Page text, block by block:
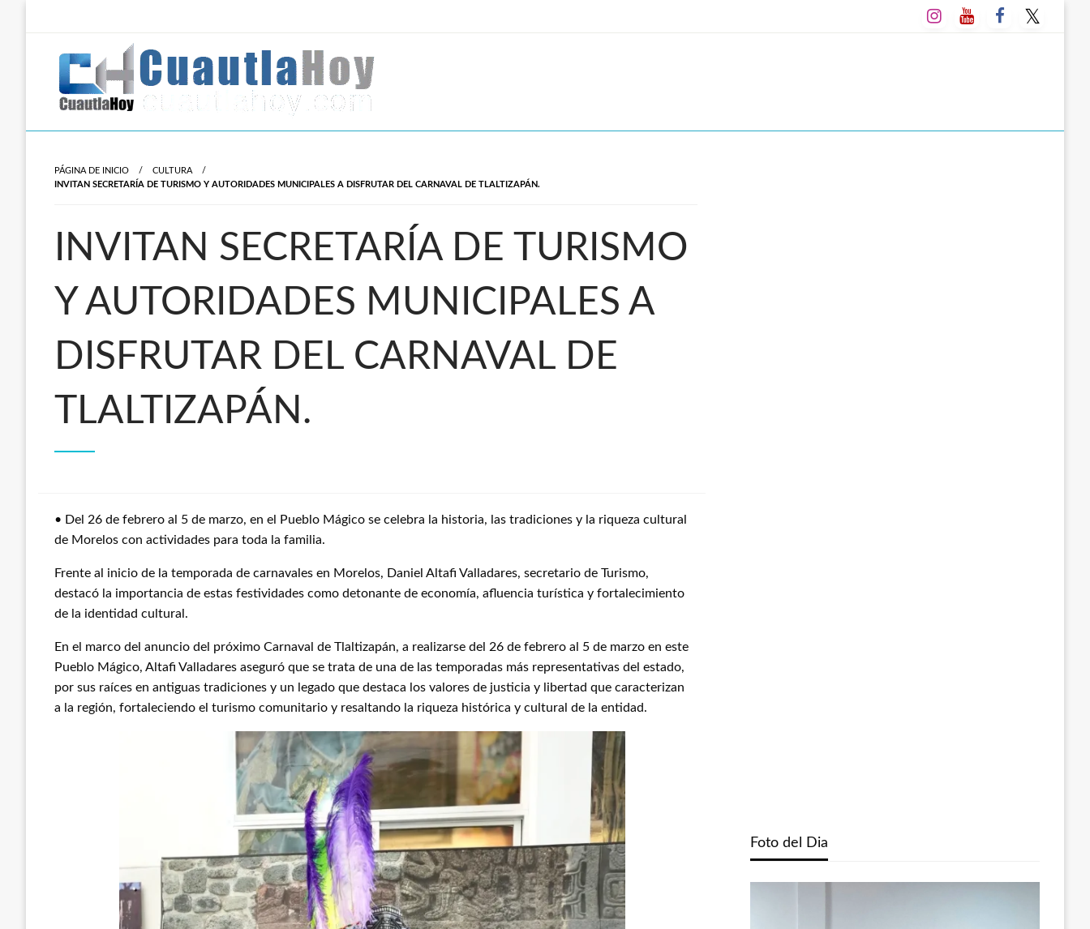
Revista digital del oriente de Morelos.
PÁGINA DE INICIO
CULTURA
INVITAN SECRETARÍA DE TURISMO Y AUTORIDADES MUNICIPALES A DISFRUTAR DEL CARNAVAL DE TLALTIZAPÁN.
INVITAN SECRETARÍA DE TURISMO
Y AUTORIDADES MUNICIPALES A
DISFRUTAR DEL CARNAVAL DE
TLALTIZAPÁN.
• Del 26 de febrero al 5 de marzo, en el Pueblo Mágico se celebra la historia, las tradiciones y la riqueza cultural
de Morelos con actividades para toda la familia.
Frente al inicio de la temporada de carnavales en Morelos, Daniel Altafi Valladares, secretario de Turismo,
destacó la importancia de estas festividades como detonante de economía, afluencia turística y fortalecimiento
de la identidad cultural.
En el marco del anuncio del próximo Carnaval de Tlaltizapán, a realizarse del 26 de febrero al 5 de marzo en este
Pueblo Mágico, Altafi Valladares aseguró que se trata de una de las temporadas más representativas del estado,
por sus raíces en antiguas tradiciones y un legado que destaca los valores de justicia y libertad que caracterizan
a la región, fortaleciendo el turismo comunitario y resaltando la riqueza histórica y cultural de la entidad.
Foto del Dia